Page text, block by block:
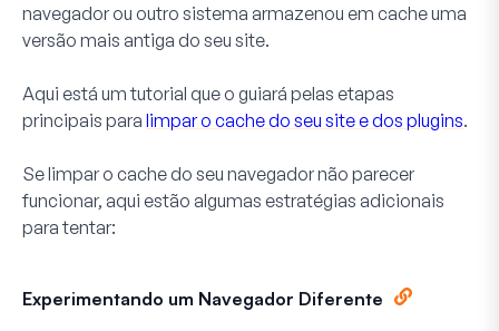
navegador ou outro sistema armazenou em cache uma
versão mais antiga do seu site.
Aqui está um tutorial que o guiará pelas etapas
principais para limpar o cache do seu site e dos plugins.
Se limpar o cache do seu navegador não parecer
funcionar, aqui estão algumas estratégias adicionais
para tentar:
Experimentando um Navegador Diferente